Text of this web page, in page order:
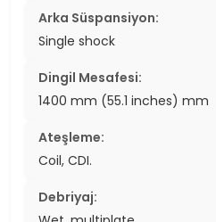
Arka Süspansiyon:
Single shock
Dingil Mesafesi:
1400 mm (55.1 inches) mm
Ateşleme:
Coil, CDI.
Debriyaj: